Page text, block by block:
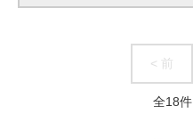
< 前
全18件